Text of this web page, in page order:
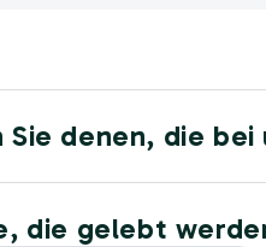
denen, die bei
die gelebt